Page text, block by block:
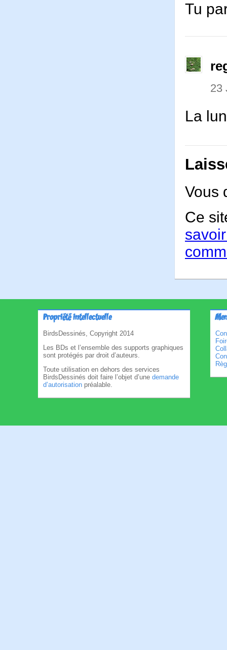
Tu
23
La
Vous
Ce
Propriété intellectuelle
BirdsDessinés, Copyright 2014
Les BDs et l’ensemble des supports graphiques
sont protégés par droit d’auteurs.
Toute utilisation en dehors des services
BirdsDessinés doit faire l’objet d’une demande
d’autorisation préalable.